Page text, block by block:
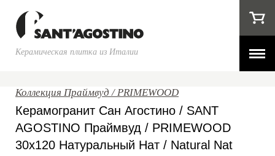
Керамическая плитка из Италии
Коллекция Праймвуд / PRIMEWOOD
Керамогранит Сан Агостино / SANT
AGOSTINO Праймвуд / PRIMEWOOD
30x120 Натуральный Нат / Natural Nat